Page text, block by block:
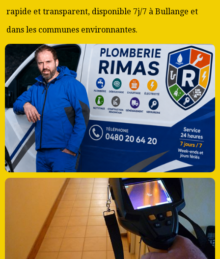
rapide et transparent, disponible 7j/7 à Bullange et
dans les communes environnantes.